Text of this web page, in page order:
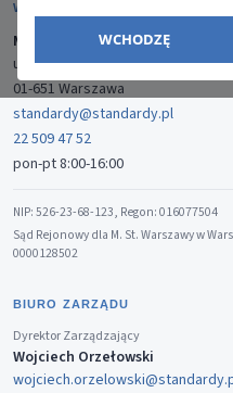
WCHODZĘ
WYDAWCA
Media-Press Sp. z o.o.
ul. Gwiaździsta 7B/8
01-651 Warszawa
standardy@standardy.pl
22 509 47 52
pon-pt 8:00-16:00
NIP: 526-23-68-123, Regon: 016077504
Sąd Rejonowy dla M. St. Warszawy w
0000128502
BIURO ZARZĄDU
Dyrektor Zarządzający
Wojciech Orzełowski